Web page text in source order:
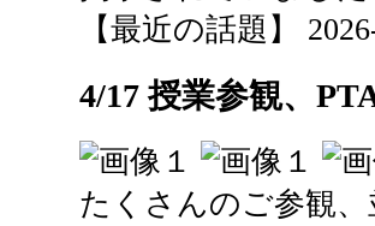
【最近の話題】
4/17 授業参観、
たくさんのご参観